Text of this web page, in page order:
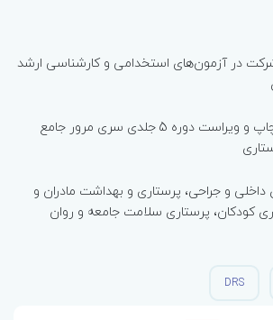
در آزمون‌های استخدامی و کارشناسی ارشد
شامل آخرین چاپ و ویراست دوره 5 جلدی سری مرور جامع
و جراحی، پرستاری و بهداشت مادران و
کودکان، پرستاری سلامت جامعه و روان
DRS